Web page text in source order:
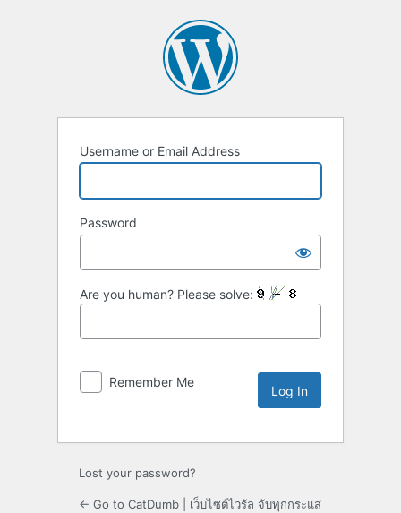
Username or Email Address
Password
Are you human? Please solve:
Remember Me
Lost your password?
← Go to CatDumb | เว็บไซต์ไวรัล จับทุกกระแส